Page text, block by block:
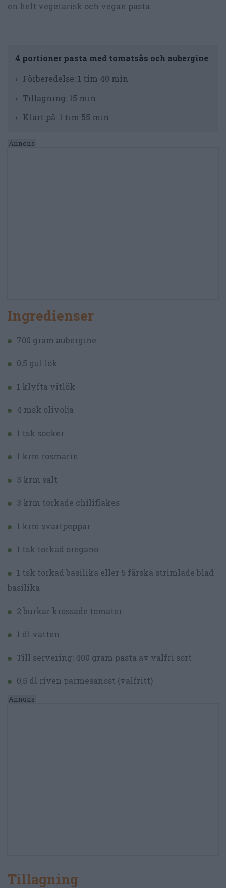
en helt vegetarisk och vegan pasta.
4 portioner pasta med tomatsås och aubergine
Förberedelse: 1 tim 40 min
Tillagning: 15 min
Klart på: 1 tim 55 min
Ingredienser
700 gram aubergine
0,5 gul lök
1 klyfta vitlök
4 msk olivolja
1 tsk socker
1 krm rosmarin
3 krm salt
3 krm torkade chiliflakes
1 krm svartpeppar
1 tsk torkad oregano
1 tsk torkad basilika eller 5 färska strimlade blad
basilika
2 burkar krossade tomater
1 dl vatten
Till servering: 400 gram pasta av valfri sort
0,5 dl riven parmesanost (valfritt)
Tillagning